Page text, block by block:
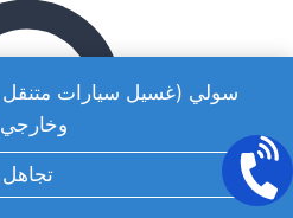
سولي (غسيل سيارات متنقل
تجاهل